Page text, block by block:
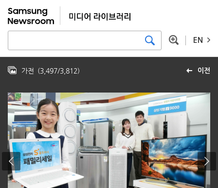
EN
이전
가전 (3,497/3,812)